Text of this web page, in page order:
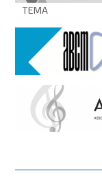
TEMA